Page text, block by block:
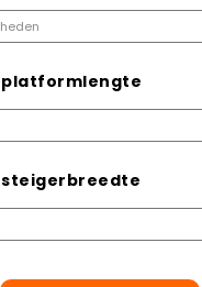
platformlengte
steigerbreedte